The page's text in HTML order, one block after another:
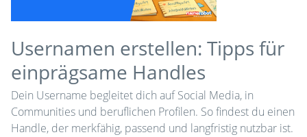
Usernamen erstellen: Tipps für
einprägsame Handles
Dein Username begleitet dich auf Social Media, in
Communities und beruflichen Profilen. So findest du einen
Handle, der merkfähig, passend und langfristig nutzbar ist.